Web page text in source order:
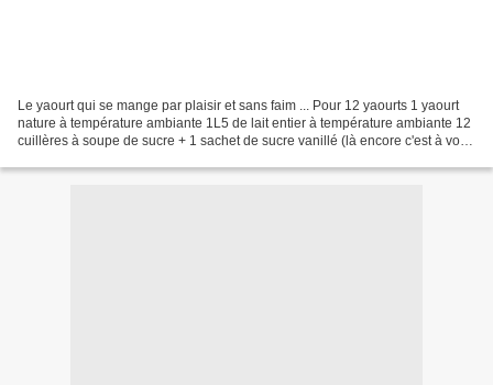
Le yaourt qui se mange par plaisir et sans faim ... Pour 12 yaourts 1 yaourt
nature à température ambiante 1L5 de lait entier à température ambiante 12
cuillères à soupe de sucre + 1 sachet de sucre vanillé (là encore c'est à vous